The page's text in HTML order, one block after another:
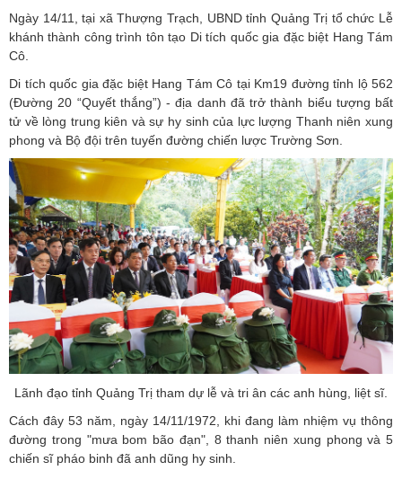
Ngày 14/11, tại xã Thượng Trạch, UBND tỉnh Quảng Trị tổ chức Lễ
khánh thành công trình tôn tạo Di tích quốc gia đặc biệt Hang Tám
Cô.
Di tích quốc gia đặc biệt Hang Tám Cô tại Km19 đường tỉnh lộ 562
(Đường 20 “Quyết thắng”) - địa danh đã trở thành biểu tượng bất
tử về lòng trung kiên và sự hy sinh của lực lượng Thanh niên xung
phong và Bộ đội trên tuyến đường chiến lược Trường Sơn.
Lãnh đạo tỉnh Quảng Trị tham dự lễ và tri ân các anh hùng, liệt sĩ.
Cách đây 53 năm, ngày 14/11/1972, khi đang làm nhiệm vụ thông
đường trong "mưa bom bão đạn", 8 thanh niên xung phong và 5
chiến sĩ pháo binh đã anh dũng hy sinh.